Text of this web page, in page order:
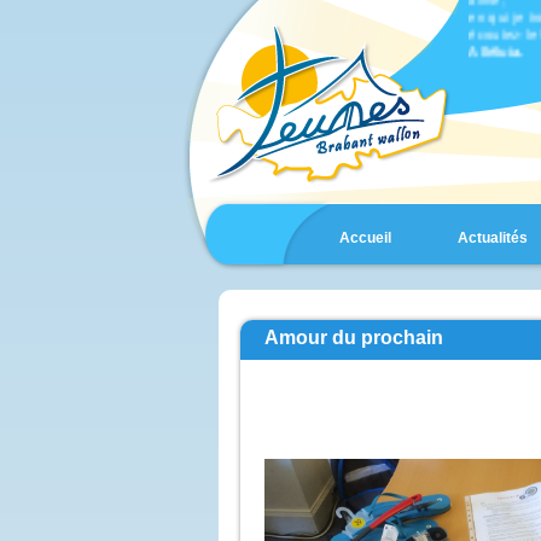
en qui je
écoutez-le
Alléluia.
En ce
et il les
son
et ses
Moïse et
Il parlait
les couvrit
et voici
Accueil Actualités
Amour du prochain